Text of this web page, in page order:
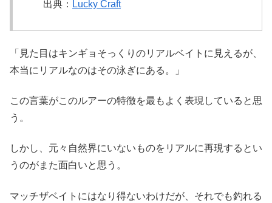
出典： Lucky Craft
「見た目はキンギョそっくりのリアルベイトに見えるが、
本当にリアルなのはその泳ぎにある。」
この言葉がこのルアーの特徴を最もよく表現していると思
う。
しかし、元々自然界にいないものをリアルに再現するとい
うのがまた面白いと思う。
マッチザベイトにはなり得ないわけだが、それでも釣れる